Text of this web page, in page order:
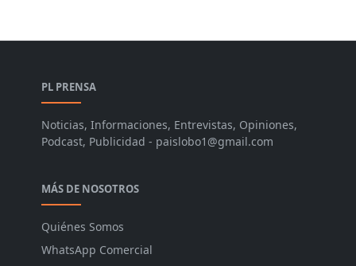
PL PRENSA
Noticias, Informaciones, Entrevistas, Opiniones,
Podcast, Publicidad - paislobo1@gmail.com
MÁS DE NOSOTROS
Quiénes Somos
WhatsApp Comercial